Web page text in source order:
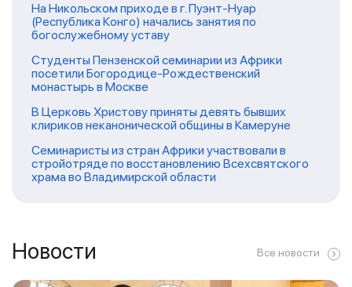
На Никольском приходе в г. Пуэнт-Нуар
(Республика Конго) начались занятия по
богослужебному уставу
Студенты Пензенской семинарии из Африки
посетили Богородице-Рождественский
монастырь в Москве
В Церковь Христову приняты девять бывших
клириков неканонической общины в Камеруне
Семинаристы из стран Африки участвовали в
стройотряде по восстановлению Всехсвятского
храма во Владимирской области
Новости Все новости